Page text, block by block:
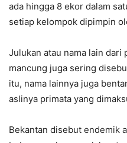
ada hingga 8 ekor dalam
setiap kelompok dipimpin
Julukan atau nama lain
mancung juga sering
itu, nama lainnya juga
aslinya primata yang
Bekantan disebut endemik